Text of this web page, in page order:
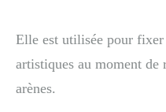
Elle est utilisée pour fixer
artistiques au moment de
arènes.